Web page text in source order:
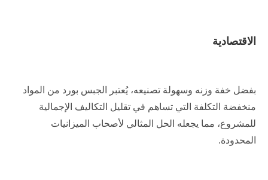
الاقتصادية
بفضل خفة وزنه وسهولة تصنيعه، يُعتبر الجبس بورد من المواد
منخفضة التكلفة التي تساهم في تقليل التكاليف الإجمالية
للمشروع، مما يجعله الحل المثالي لأصحاب الميزانيات
المحدودة.